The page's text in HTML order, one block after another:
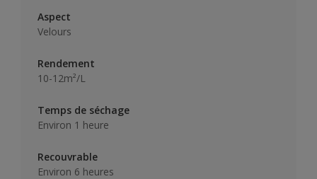
Aspect
Velours
Rendement
10-12m²/L
Temps de séchage
Environ 1 heure
Recouvrable
Environ 6 heures